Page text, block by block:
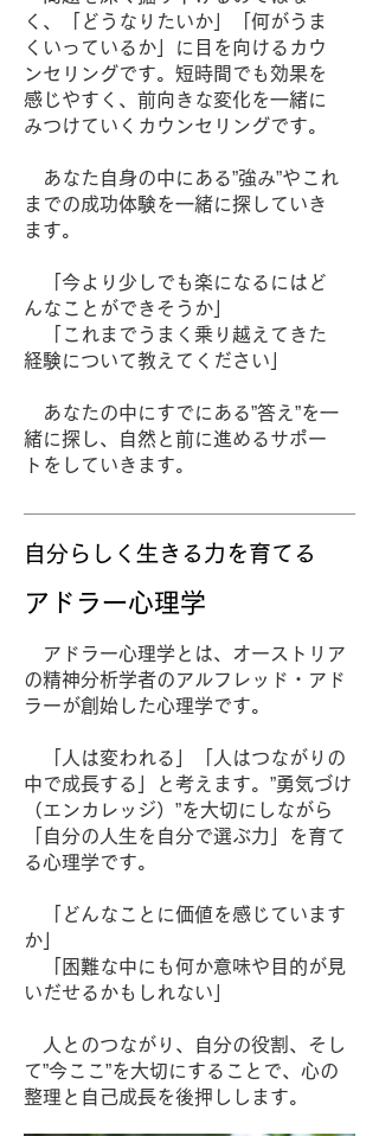
く、「どうなりたいか」「何がうま
くいっているか」に目を向けるカウ
ンセリングです。短時間でも効果を
感じやすく、前向きな変化を一緒に
みつけていくカウンセリングです。
あなた自身の中にある”強み”やこれ
までの成功体験を一緒に探していき
ます。
「今より少しでも楽になるにはど
んなことができそうか」
「これまでうまく乗り越えてきた
経験について教えてください」
あなたの中にすでにある”答え”を一
緒に探し、自然と前に進めるサポー
トをしていきます。
自分らしく生きる力を育てる
アドラー心理学
アドラー心理学とは、オーストリア
の精神分析学者のアルフレッド・アド
ラーが創始した心理学です。
「人は変われる」「人はつながりの
中で成長する」と考えます。”勇気づけ
（エンカレッジ）”を大切にしながら
「自分の人生を自分で選ぶ力」を育て
る心理学です。
「どんなことに価値を感じています
か」
「困難な中にも何か意味や目的が見
いだせるかもしれない」
人とのつながり、自分の役割、そし
て”今ここ”を大切にすることで、心の
整理と自己成長を後押しします。